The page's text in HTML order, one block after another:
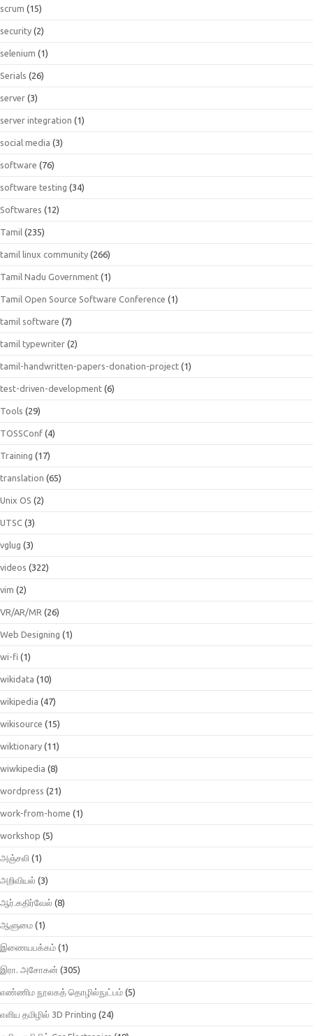
scrum (15)
security (2)
selenium (1)
Serials (26)
server (3)
server integration (1)
social media (3)
software (76)
software testing (34)
Softwares (12)
Tamil (235)
tamil linux community (266)
Tamil Nadu Government (1)
Tamil Open Source Software Conference (1)
tamil software (7)
tamil typewriter (2)
tamil-handwritten-papers-donation-project (1)
test-driven-development (6)
Tools (29)
TOSSConf (4)
Training (17)
translation (65)
Unix OS (2)
UTSC (3)
vglug (3)
videos (322)
vim (2)
VR/AR/MR (26)
Web Designing (1)
wi-fi (1)
wikidata (10)
wikipedia (47)
wikisource (15)
wiktionary (11)
wiwkipedia (8)
wordpress (21)
work-from-home (1)
workshop (5)
அஞ்சலி (1)
அறிவியல் (3)
ஆர்.கதிர்வேல் (8)
ஆளுமை (1)
இணையபக்கம் (1)
இரா. அசோகன் (305)
எண்ணிம நூலகத் தொழில்நுட்பம் (5)
எளிய தமிழில் 3D Printing (24)